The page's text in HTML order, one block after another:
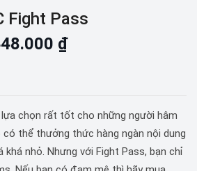
Fight Pass
₫
chọn rất tốt cho những người hâm
có thể thưởng thức hàng ngàn nội dung
nhỏ. Nhưng với Fight Pass, bạn chỉ